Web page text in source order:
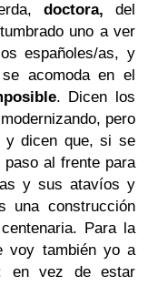
doctora, del
uno a ver
españoles/as, y
acomoda en el
. Dicen los
pero
y dicen que, si se
al frente para
y sus atavíos y
una construcción
Para la
voy también yo a
en vez de estar